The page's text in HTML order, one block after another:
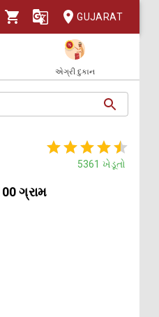
GUJARAT
એગ્રી દુકાન
5361 ખેડૂતો
ગ્રામ